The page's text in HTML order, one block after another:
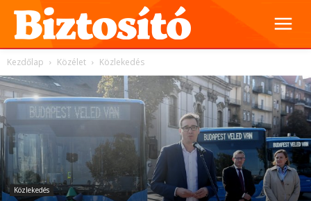
Kezdőlap Közélet Közlekedés
Közlekedés